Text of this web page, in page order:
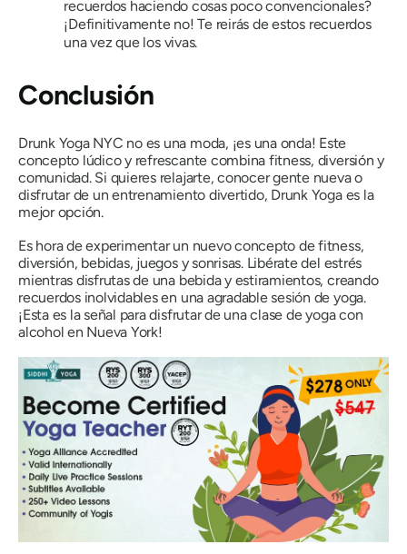
recuerdos haciendo cosas poco convencionales?
¡Definitivamente no! Te reirás de estos recuerdos
una vez que los vivas.
Conclusión
Drunk Yoga NYC no es una moda, ¡es una onda! Este
concepto lúdico y refrescante combina fitness, diversión y
comunidad. Si quieres relajarte, conocer gente nueva o
disfrutar de un entrenamiento divertido, Drunk Yoga es la
mejor opción.
Es hora de experimentar un nuevo concepto de fitness,
diversión, bebidas, juegos y sonrisas. Libérate del estrés
mientras disfrutas de una bebida y estiramientos, creando
recuerdos inolvidables en una agradable sesión de yoga.
¡Esta es la señal para disfrutar de una clase de yoga con
alcohol en Nueva York!